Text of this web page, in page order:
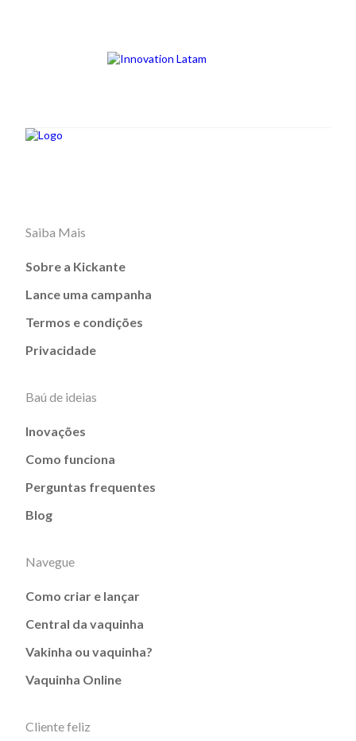
Saiba Mais
Sobre a Kickante
Lance uma campanha
Termos e condições
Privacidade
Baú de ideias
Inovações
Como funciona
Perguntas frequentes
Blog
Navegue
Como criar e lançar
Central da vaquinha
Vakinha ou vaquinha?
Vaquinha Online
Cliente feliz